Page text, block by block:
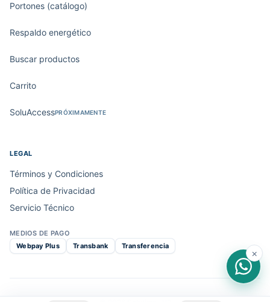
Portones (catálogo)
Respaldo energético
Buscar productos
Carrito
SoluAccessPRÓXIMAMENTE
LEGAL
Términos y Condiciones
Política de Privacidad
Servicio Técnico
MEDIOS DE PAGO
Webpay Plus
Transbank Transferencia
×